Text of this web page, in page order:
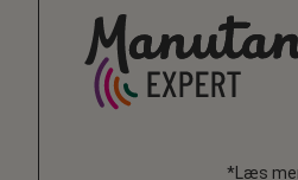
*Læs